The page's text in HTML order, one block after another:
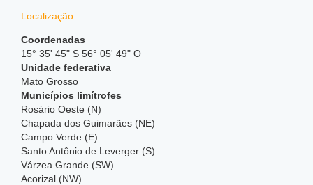
Localização
Coordenadas
15° 35' 45" S 56° 05' 49" O
Unidade federativa
Mato Grosso
Municípios limítrofes
Rosário Oeste (N)
Chapada dos Guimarães (NE)
Campo Verde (E)
Santo Antônio de Leverger (S)
Várzea Grande (SW)
Acorizal (NW)